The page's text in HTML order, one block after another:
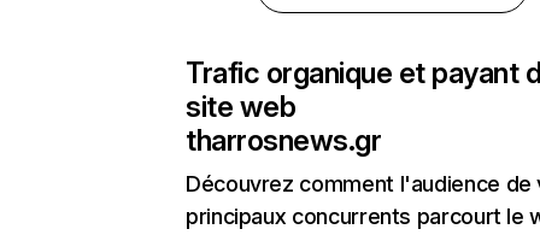
Trafic organique et payant
site web
tharrosnews.gr
Découvrez comment l'audience de
principaux concurrents parcourt le